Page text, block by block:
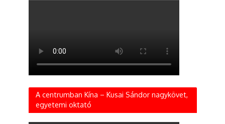
A centrumban Kína – Kusai Sándor nagykövet,
egyetemi oktató